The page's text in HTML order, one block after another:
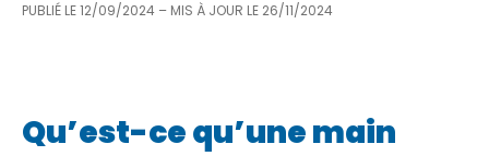
PUBLIÉ LE12/09/2024 – MIS À JOUR LE 26/11/2024
Qu’est-ce qu’une main